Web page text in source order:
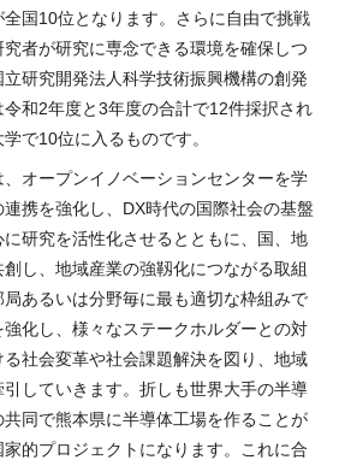
国10位となります。さらに自由で挑戦
者が研究に専念できる環境を確保しつ
研究開発法人科学技術振興機構の創発
令和2年度と3年度の合計で12件採択され
学で10位に入るものです。
オープンイノベーションセンターを学
携を強化し、 DX時代の国際社会の基盤
研究を活性化させるとともに、国、地
し、地域産業の強靱化につながる取組
あるいは分野毎に最も適切な枠組みで
化し、様々なステークホルダーとの対
社会変革や社会課題解決を図り、地域
していきます。折しも世界大手の半導
同で熊本県に半導体工場を作ることが
的プロジェクトになります。これに合